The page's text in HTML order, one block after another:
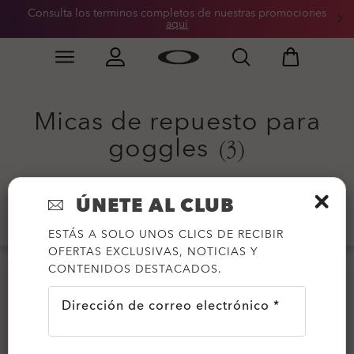
Skip to
Consulta los terminos completos de nuestras promociones
aquí
Slide 3 of 3. Consulta los terminos completos de
Micas de repuesto para
goggles (3)
ÚNETE AL CLUB
ESTÁS A SOLO UNOS CLICS DE RECIBIR
OFERTAS EXCLUSIVAS, NOTICIAS Y
CONTENIDOS DESTACADOS.
Dirección de correo electrónico *